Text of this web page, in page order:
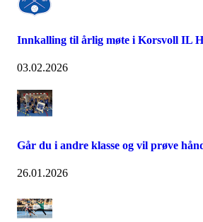
Innkalling til årlig møte i Korsvoll IL
03.02.2026
Går du i andre klasse og vil prøve
26.01.2026